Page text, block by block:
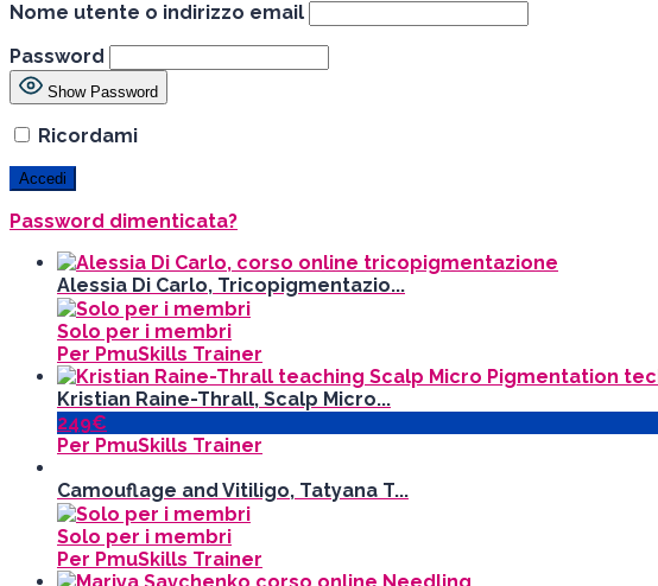
Nome utente o indirizzo email
Password
Show Password
Ricordami
Password dimenticata?
Alessia Di Carlo, Tricopigmentazio...
Solo per i membri
Per PmuSkills Trainer
Kristian Raine-Thrall, Scalp Micro...
249€
Per PmuSkills Trainer
Camouflage and Vitiligo, Tatyana T...
Solo per i membri
Per PmuSkills Trainer